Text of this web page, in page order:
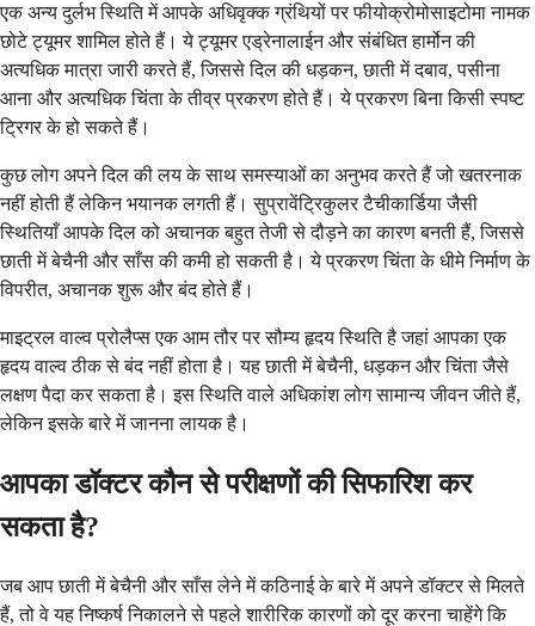
एक अन्य दुर्लभ स्थिति में आपके अधिवृक्क ग्रंथियों पर फीयोक्रोमोसाइटोमा नामक
छोटे ट्यूमर शामिल होते हैं। ये ट्यूमर एड्रेनालाईन और संबंधित हार्मोन की
अत्यधिक मात्रा जारी करते हैं, जिससे दिल की धड़कन, छाती में दबाव, पसीना
आना और अत्यधिक चिंता के तीव्र प्रकरण होते हैं। ये प्रकरण बिना किसी स्पष्ट
ट्रिगर के हो सकते हैं।
कुछ लोग अपने दिल की लय के साथ समस्याओं का अनुभव करते हैं जो खतरनाक
नहीं होती हैं लेकिन भयानक लगती हैं। सुप्रावेंट्रिकुलर टैचीकार्डिया जैसी
स्थितियाँ आपके दिल को अचानक बहुत तेजी से दौड़ने का कारण बनती हैं, जिससे
छाती में बेचैनी और साँस की कमी हो सकती है। ये प्रकरण चिंता के धीमे निर्माण के
विपरीत, अचानक शुरू और बंद होते हैं।
माइट्रल वाल्व प्रोलैप्स एक आम तौर पर सौम्य हृदय स्थिति है जहां आपका एक
हृदय वाल्व ठीक से बंद नहीं होता है। यह छाती में बेचैनी, धड़कन और चिंता जैसे
लक्षण पैदा कर सकता है। इस स्थिति वाले अधिकांश लोग सामान्य जीवन जीते हैं,
लेकिन इसके बारे में जानना लायक है।
आपका डॉक्टर कौन से परीक्षणों की सिफारिश कर
सकता है?
जब आप छाती में बेचैनी और साँस लेने में कठिनाई के बारे में अपने डॉक्टर से मिलते
हैं, तो वे यह निष्कर्ष निकालने से पहले शारीरिक कारणों को दूर करना चाहेंगे कि